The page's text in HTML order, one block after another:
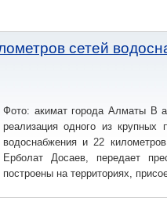
сетей
Фото: акимат города Алматы В
реализация одного из крупных
водоснабжения и 22
Ерболат Досаев, передает
построены на территориях,